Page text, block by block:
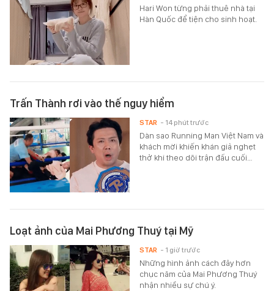
Hari Won từng phải thuê nhà tại
Hàn Quốc để tiện cho sinh hoạt.
Trấn Thành rơi vào thế nguy hiểm
Dàn sao Running Man Việt Nam và
khách mời khiến khán giả nghẹt
thở khi theo dõi trận đấu cuối…
STAR - 14 phút trước
Loạt ảnh của Mai Phương Thuý tại Mỹ
Những hình ảnh cách đây hơn
chục năm của Mai Phương Thuý
nhận nhiều sự chú ý.
STAR - 1 giờ trước